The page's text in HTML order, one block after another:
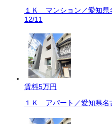
１Ｋ マンション／愛知県
12/11
賃料5万円
１Ｋ アパート／愛知県名